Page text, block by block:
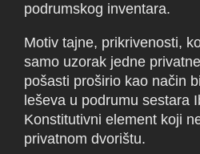
podrumskog inventara.
Motiv tajne, prikrivenosti,
samo uzorak jedne
pošasti proširio kao način
leševa u podrumu sestara
Konstitutivni element koji
privatnom dvorištu.